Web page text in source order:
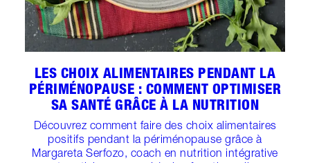
LES CHOIX ALIMENTAIRES PENDANT LA
PÉRIMÉNOPAUSE : COMMENT OPTIMISER
SA SANTÉ GRÂCE À LA NUTRITION
Découvrez comment faire des choix alimentaires
positifs pendant la périménopause grâce à
Margareta Serfozo, coach en nutrition intégrative